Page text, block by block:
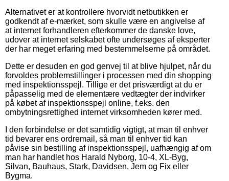
Alternativet er at kontrollere hvorvidt netbutikken er
godkendt af e-mærket, som skulle være en angivelse af
at internet forhandleren efterkommer de danske love,
udover at internet selskabet ofte undersøges af eksperter
der har meget erfaring med bestemmelserne på området.
Dette er desuden en god genvej til at blive hjulpet, når du
forvoldes problemstillinger i processen med din shopping
med inspektionsspejl. Tillige er det prisværdigt at du er
påpasselig med de elementære vedtægter der indvirker
på købet af inspektionsspejl online, f.eks. den
ombytningsrettighed internet virksomheden kører med.
I den forbindelse er det samtidig vigtigt, at man til enhver
tid bevarer ens ordremail, så man til enhver tid kan
påvise sin bestilling af inspektionsspejl, uafhængig af om
man har handlet hos Harald Nyborg, 10-4, XL-Byg,
Silvan, Bauhaus, Stark, Davidsen, Jem og Fix eller
Bygma.